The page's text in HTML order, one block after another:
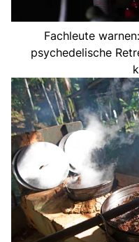
Fachleute
psychedelische